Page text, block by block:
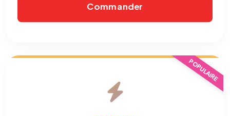
Commander
POPULAIRE